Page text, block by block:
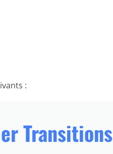
:
Transitions